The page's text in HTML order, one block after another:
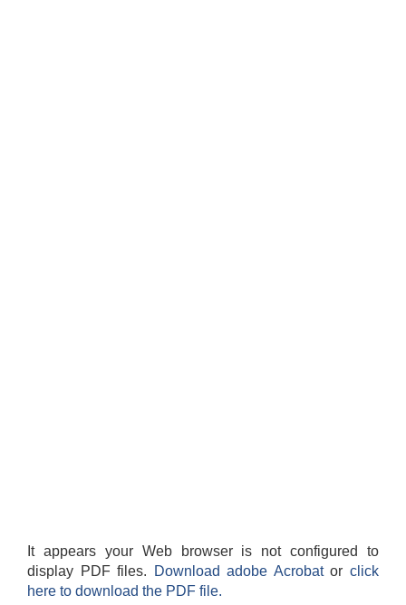
It appears your Web browser is not configured to
display PDF files.
Download adobe Acrobatorclick
here to download the PDF file.